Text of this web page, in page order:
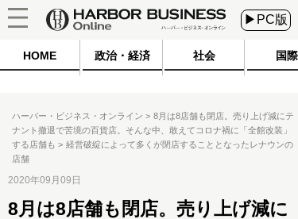
▶PC版
HOME 政治・経済 社会 国際
ハーバー・ビジネス・オンライン
8月は8店舗も閉店。売り上げ減にテ
ナント撤退で苦境の百貨店。そんな中、敢えてコロナ禍に「全館改装」
する店舗も
経営破綻によって多くが閉店することとなったレナウンの
店舗
2020年09月09日
8月は8店舗も閉店。売り上げ減に